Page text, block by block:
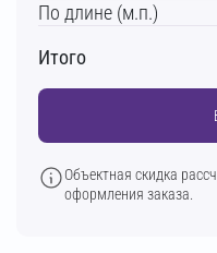
По длине (м.п.)
Итого
Объектная скидка
оформления заказа.